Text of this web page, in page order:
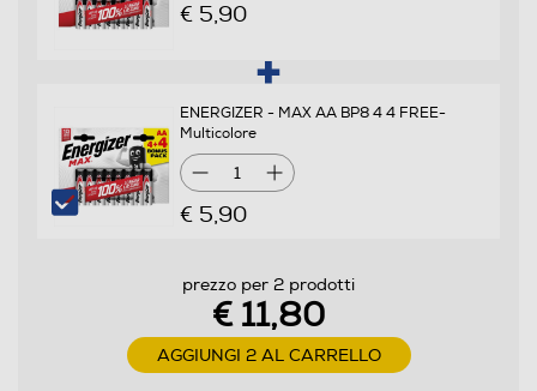
€ 5,90
ENERGIZER - MAX AA BP8 4 4 FREE-
Multicolore
1
€ 5,90
prezzo per 2 prodotti
€ 11,80
AGGIUNGI 2 AL CARRELLO